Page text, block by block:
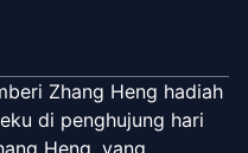
Zhang Heng hadiah
di penghujung hari
Heng, yang